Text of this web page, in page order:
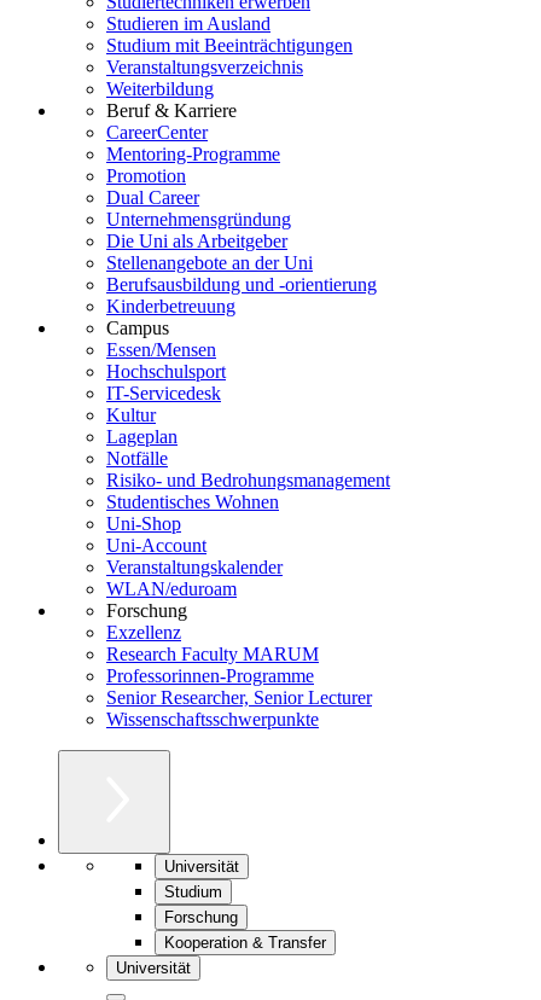
Studieren im Ausland
Studium mit Beeinträchtigungen
Veranstaltungsverzeichnis
Weiterbildung
Beruf & Karriere
CareerCenter
Mentoring-Programme
Promotion
Dual Career
Unternehmensgründung
Die Uni als Arbeitgeber
Stellenangebote an der Uni
Berufsausbildung und -orientierung
Kinderbetreuung
Campus
Essen/Mensen
Hochschulsport
IT-Servicedesk
Kultur
Lageplan
Notfälle
Risiko- und Bedrohungsmanagement
Studentisches Wohnen
Uni-Shop
Uni-Account
Veranstaltungskalender
WLAN/eduroam
Forschung
Exzellenz
Research Faculty MARUM
Professorinnen-Programme
Senior Researcher, Senior Lecturer
Wissenschaftsschwerpunkte
Universität
Studium
Forschung
Kooperation & Transfer
Universität